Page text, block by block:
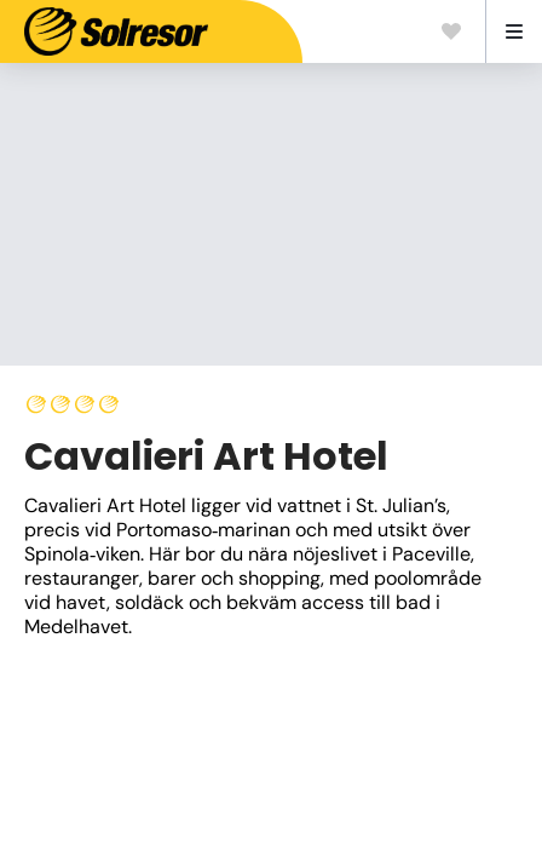
Cavalieri Art Hotel
Cavalieri Art Hotel ligger vid vattnet i St. Julian’s,
precis vid Portomaso‑marinan och med utsikt över
Spinola‑viken. Här bor du nära nöjeslivet i Paceville,
restauranger, barer och shopping, med poolområde
vid havet, soldäck och bekväm access till bad i
Medelhavet.